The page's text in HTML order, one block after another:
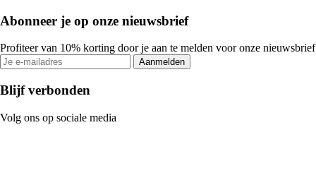
Abonneer je op onze nieuwsbrief
Profiteer van 10% korting door je aan te melden voor onze nieuwsbrief
Aanmelden
Blijf verbonden
Volg ons op sociale media